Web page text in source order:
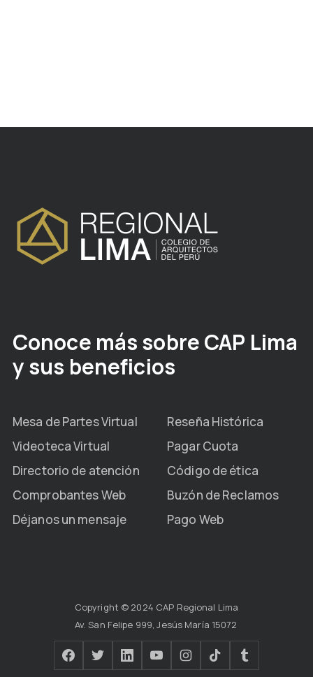
Conoce más sobre CAP Lima
y sus beneficios
Mesa de Partes Virtual
Reseña Histórica
Videoteca Virtual
Pagar Cuota
Directorio de atención
Código de ética
Comprobantes Web
Buzón de Reclamos
Déjanos un mensaje
Pago Web
Copyright © 2024 CAP Regional Lima
Av. San Felipe 999, Jesús María 15072